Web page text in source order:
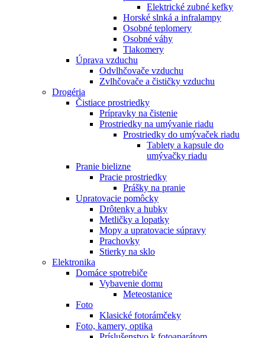
Elektrické zubné kefky
Horské slnká a infralampy
Osobné teplomery
Osobné váhy
Tlakomery
Úprava vzduchu
Odvlhčovače vzduchu
Zvlhčovače a čističky vzduchu
Drogéria
Čistiace prostriedky
Prípravky na čistenie
Prostriedky na umývanie riadu
Prostriedky do umývaček riadu
Tablety a kapsule do
umývačky riadu
Pranie bielizne
Pracie prostriedky
Prášky na pranie
Upratovacie pomôcky
Drôtenky a hubky
Metličky a lopatky
Mopy a upratovacie súpravy
Prachovky
Stierky na sklo
Elektronika
Domáce spotrebiče
Vybavenie domu
Meteostanice
Foto
Klasické fotorámčeky
Foto, kamery, optika